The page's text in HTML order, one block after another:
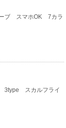
ーブ スマホOK 7カラ
3type スカルフライ